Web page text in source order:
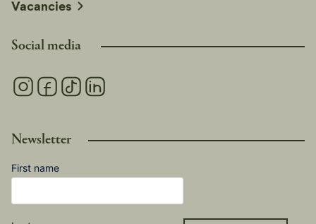
Social media
Newsletter
First name
Vacancies